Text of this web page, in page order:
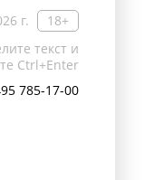
г.
18+
текст и
Ctrl+Enter
785-17-00